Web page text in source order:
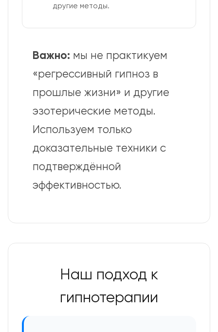
другие методы.
Важно: мы не практикуем
«регрессивный гипноз в
прошлые жизни» и другие
эзотерические методы.
Используем только
доказательные техники с
подтверждённой
эффективностью.
Наш подход к
гипнотерапии